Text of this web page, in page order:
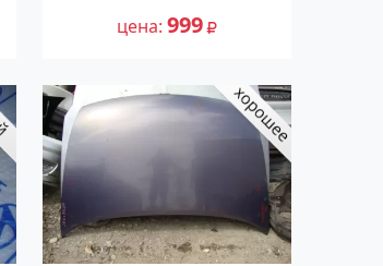
цена 999